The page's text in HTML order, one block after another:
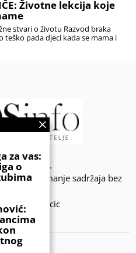
Životne lekcija koje
stvari o životu Razvod braka
pada djeci kada se mama i
preuzimanje sadržaja bez
Amar SIjercic
za vas:
o